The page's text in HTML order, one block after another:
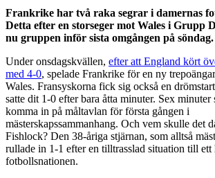
Frankrike har två raka segrar i damernas
Detta efter en storseger mot Wales i Grupp
nu gruppen inför sista omgången på söndag.
Under onsdagskvällen, efter att England kört
med 4-0, spelade Frankrike för en ny
Wales. Fransyskorna fick sig också en
satte dit 1-0 efter bara åtta minuter. Sex minuter
komma in på måltavlan för första gången i
mästerskapssammanhang. Och vem skulle det
Fishlock? Den 38-åriga stjärnan, som alltså
rullade in 1-1 efter en tilltrasslad situation till
fotbollsnationen.